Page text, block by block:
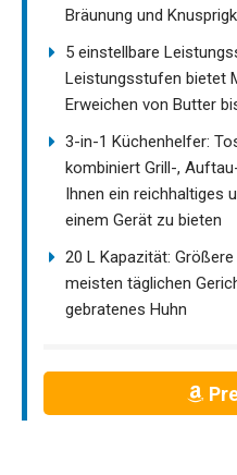
Bräunung und
5 einstellbare
Leistungsstufen bietet
Erweichen von Butter
3-in-1 Küchenhelfer:
kombiniert Grill-,
Ihnen ein reichhaltiges
einem Gerät zu bieten
20 L Kapazität:
meisten täglichen
gebratenes Huhn